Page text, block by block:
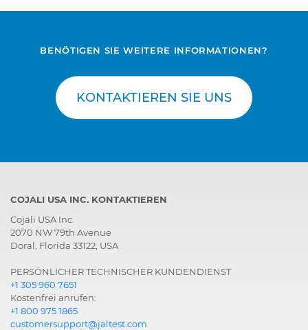
BENÖTIGEN SIE WEITERE INFORMATIONEN?
KONTAKTIEREN SIE UNS
COJALI USA INC. KONTAKTIEREN
Cojali USA Inc.
2070 NW 79th Avenue
Doral, Florida 33122, USA
PERSÖNLICHER TECHNISCHER KUNDENDIENST
+1 305 960 7651
Kostenfrei anrufen:
+1 800 975 1865
customersupport@jaltest.com